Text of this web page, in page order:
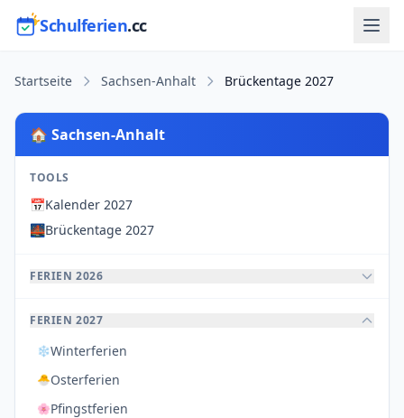
Schulferien.cc
Startseite Sachsen-Anhalt Brückentage 2027
🏠 Sachsen-Anhalt
TOOLS
📅Kalender 2027
🌉Brückentage 2027
FERIEN 2026
FERIEN 2027
❄️Winterferien
🐣Osterferien
🌸Pfingstferien